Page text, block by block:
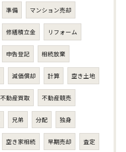
準備 マンション売却
修繕積立金 リフォーム
申告登記 相続放棄
減価償却 計算 空き土地
不動産買取 不動産競売
兄弟 分配 独身
空き家相続 早期売却 査定